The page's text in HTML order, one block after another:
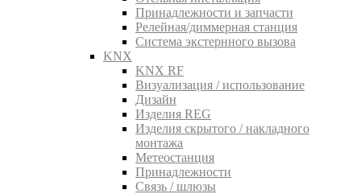
Принадлежности и запчасти
Релейная/диммерная станция
Система экстернного вызова
KNX
KNX RF
Визуализация / использование
Дизайн
Изделия REG
Изделия скрытого / накладного
монтажа
Метеостанция
Принадлежности
Связь / шлюзы